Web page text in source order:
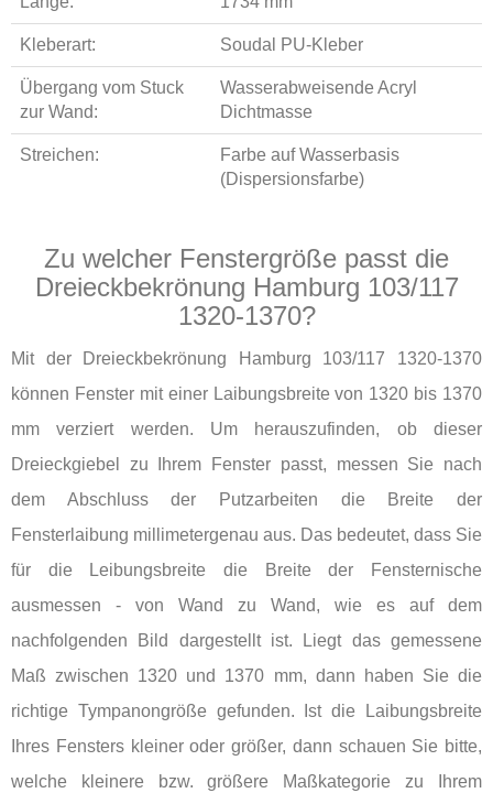
Kleberart: Soudal PU-Kleber
Übergang vom Stuck
zur Wand:
Wasserabweisende Acryl
Dichtmasse
Streichen:
Farbe auf Wasserbasis
(Dispersionsfarbe)
Zu welcher Fenstergröße passt die
Dreieckbekrönung Hamburg 103/117
1320-1370?
Mit der Dreieckbekrönung Hamburg 103/117 1320-1370
können Fenster mit einer Laibungsbreite von 1320 bis 1370
mm verziert werden. Um herauszufinden, ob dieser
Dreieckgiebel zu Ihrem Fenster passt, messen Sie nach
dem Abschluss der Putzarbeiten die Breite der
Fensterlaibung millimetergenau aus. Das bedeutet, dass Sie
für die Leibungsbreite die Breite der Fensternische
ausmessen - von Wand zu Wand, wie es auf dem
nachfolgenden Bild dargestellt ist. Liegt das gemessene
Maß zwischen 1320 und 1370 mm, dann haben Sie die
richtige Tympanongröße gefunden. Ist die Laibungsbreite
Ihres Fensters kleiner oder größer, dann schauen Sie bitte,
welche kleinere bzw. größere Maßkategorie zu Ihrem